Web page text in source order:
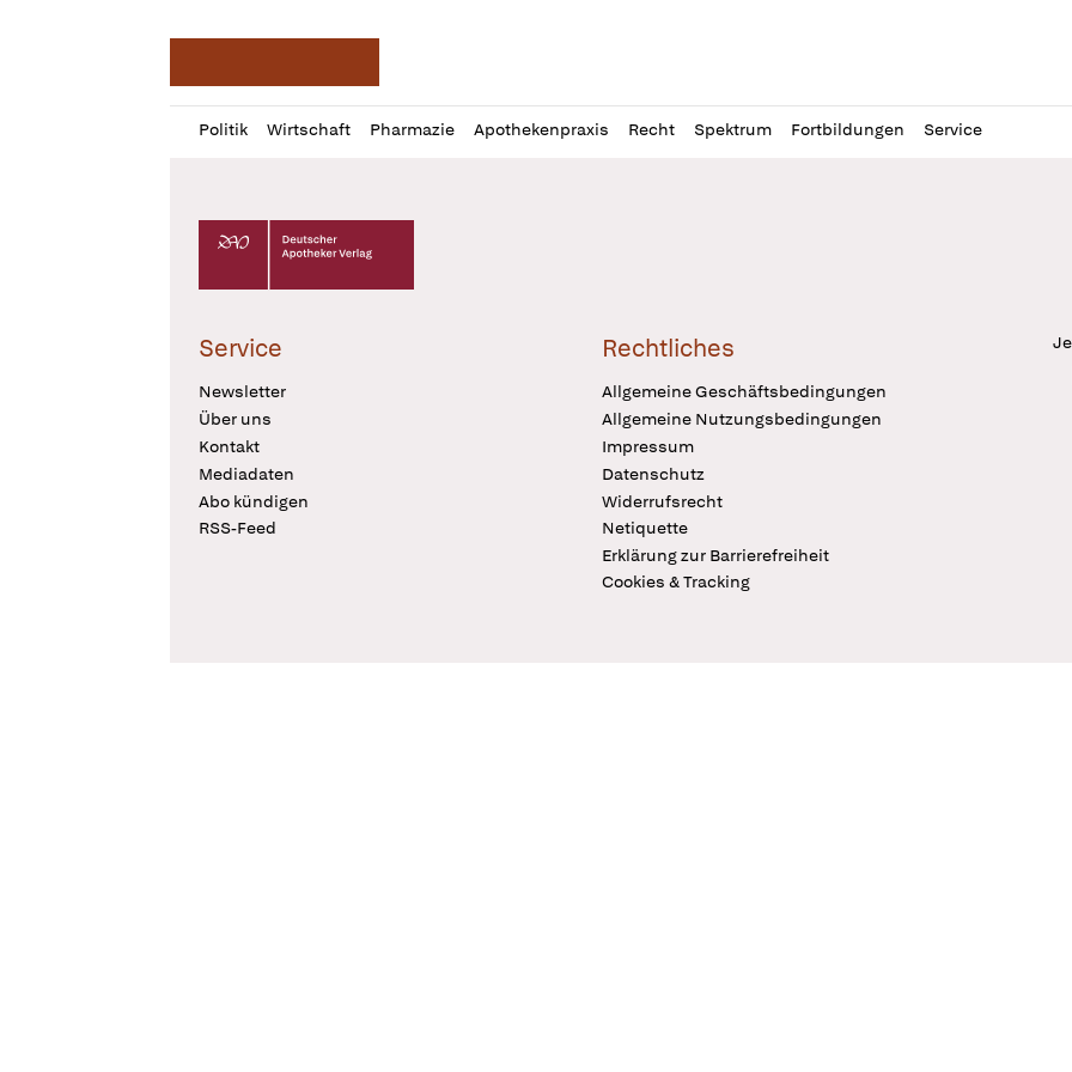
Politik Wirtschaft Pharmazie Apothekenpraxis Recht Spektrum Fortbildungen Service
Profil
öffnen
Daz
Pur
Deutscher Apotheker Verlag Logo
Service
Newsletter
Über uns
Kontakt
Mediadaten
Abo kündigen
RSS-Feed
Rechtliches
Allgemeine Geschäftsbedingungen
Allgemeine Nutzungsbedingungen
Impressum
Datenschutz
Widerrufsrecht
Netiquette
Erklärung zur Barrierefreiheit
Cookies & Tracking